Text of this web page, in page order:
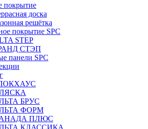
покрытие
доска
решётка
покрытие SPC
STEP
СТЭП
панели SPC
БРУС
ФОРМ
ПЛЮС
КЛАССИКА